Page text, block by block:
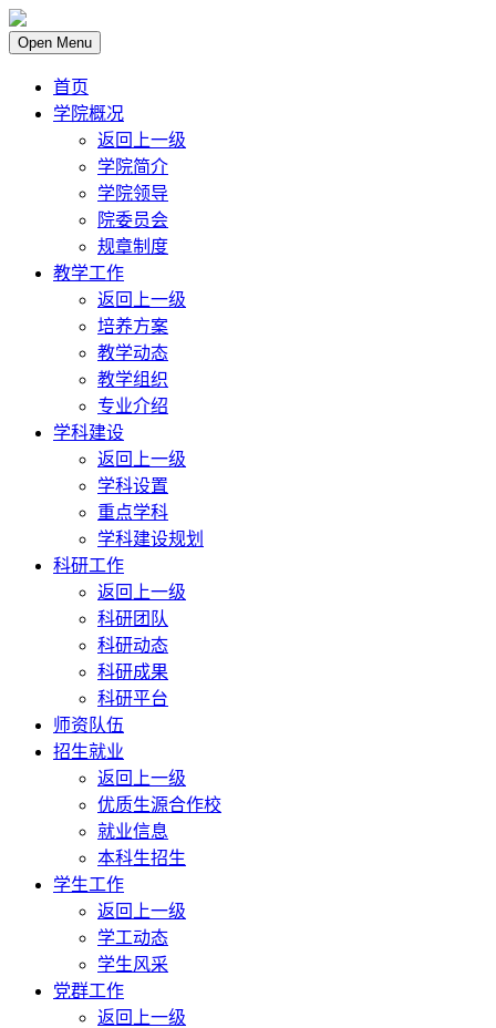
Open Menu
首页
学院概况
返回上一级
学院简介
学院领导
院委员会
规章制度
教学工作
返回上一级
培养方案
教学动态
教学组织
专业介绍
学科建设
返回上一级
学科设置
重点学科
学科建设规划
科研工作
返回上一级
科研团队
科研动态
科研成果
科研平台
师资队伍
招生就业
返回上一级
优质生源合作校
就业信息
本科生招生
学生工作
返回上一级
学工动态
学生风采
党群工作
返回上一级